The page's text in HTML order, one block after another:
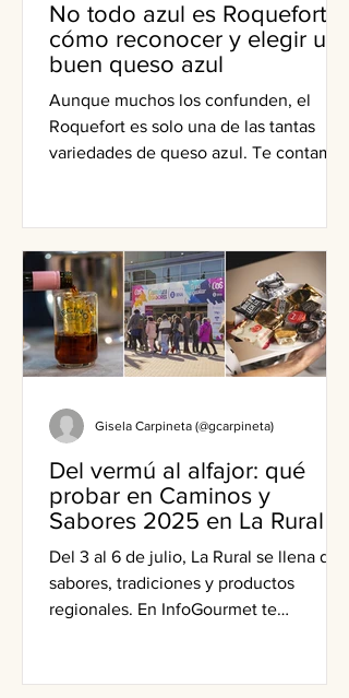
No todo azul es Roquefort:
cómo reconocer y elegir un
buen queso azul
Aunque muchos los confunden, el
Roquefort es solo una de las tantas
variedades de queso azul. Te contamos
cocina.
Del vermú al alfajor: qué
probar en Caminos y
Sabores 2025 en La Rural
Del 3 al 6 de julio, La Rural se llena de
sabores, tradiciones y productos
regionales. En InfoGourmet te
gastronómico.
Gisela Carpineta (@gcarpineta)